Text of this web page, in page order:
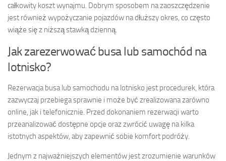
całkowity koszt wynajmu. Dobrym sposobem na zaoszczędzenie
jest również wypożyczanie pojazdów na dłuższy okres, co często
wiąże się z niższą stawką dzienną.
Jak zarezerwować busa lub samochód na
lotnisko?
Rezerwacja busa lub samochodu na lotnisko jest procedurek, która
zazwyczaj przebiega sprawnie i może być zrealizowana zarówno
online, jak i telefonicznie. Przed dokonaniem rezerwacji warto
przeanalizować dostępne opcje oraz zwrócić uwagę na kilka
istotnych aspektów, aby zapewnić sobie komfort podróży.
Jednym z najważniejszych elementów jest zrozumienie warunków